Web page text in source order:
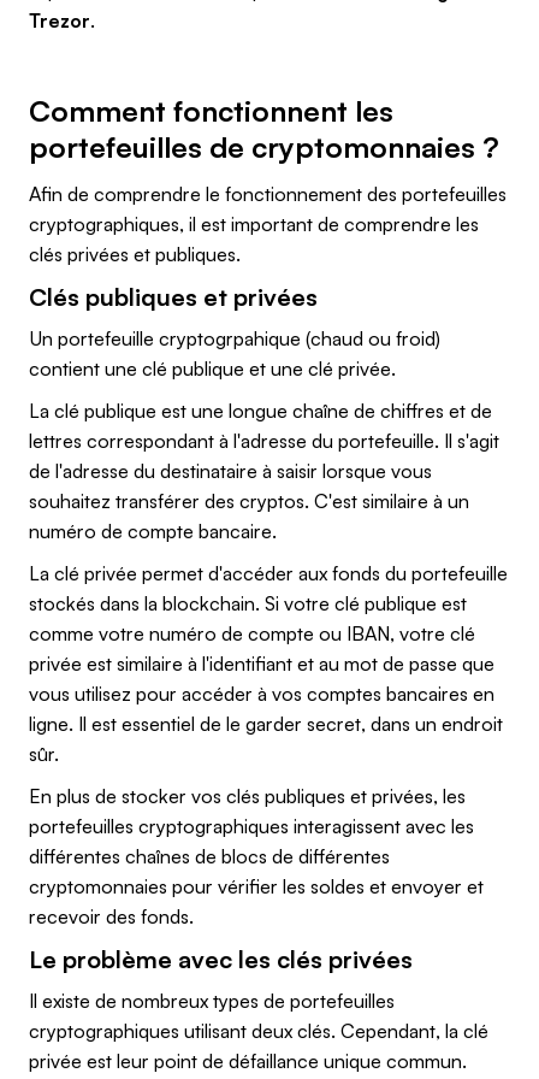
Trezor.
Comment fonctionnent les
portefeuilles de cryptomonnaies ?
Afin de comprendre le fonctionnement des portefeuilles
cryptographiques, il est important de comprendre les
clés privées et publiques.
Clés publiques et privées
Un portefeuille cryptogrpahique (chaud ou froid)
contient une clé publique et une clé privée.
La clé publique est une longue chaîne de chiffres et de
lettres correspondant à l'adresse du portefeuille. Il s'agit
de l'adresse du destinataire à saisir lorsque vous
souhaitez transférer des cryptos. C'est similaire à un
numéro de compte bancaire.
La clé privée permet d'accéder aux fonds du portefeuille
stockés dans la blockchain. Si votre clé publique est
comme votre numéro de compte ou IBAN, votre clé
privée est similaire à l'identifiant et au mot de passe que
vous utilisez pour accéder à vos comptes bancaires en
ligne. Il est essentiel de le garder secret, dans un endroit
sûr.
En plus de stocker vos clés publiques et privées, les
portefeuilles cryptographiques interagissent avec les
différentes chaînes de blocs de différentes
cryptomonnaies pour vérifier les soldes et envoyer et
recevoir des fonds.
Le problème avec les clés privées
Il existe de nombreux types de portefeuilles
cryptographiques utilisant deux clés. Cependant, la clé
privée est leur point de défaillance unique commun.